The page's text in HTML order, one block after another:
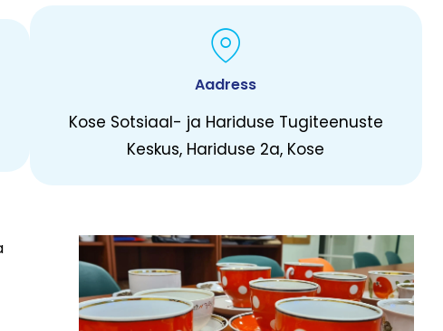
Aadress
Kose Sotsiaal- ja Hariduse Tugiteenuste
Keskus, Hariduse 2a, Kose